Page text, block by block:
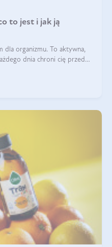
to jest i jak ją
dla organizmu. To aktywna,
dnia chroni cię przed